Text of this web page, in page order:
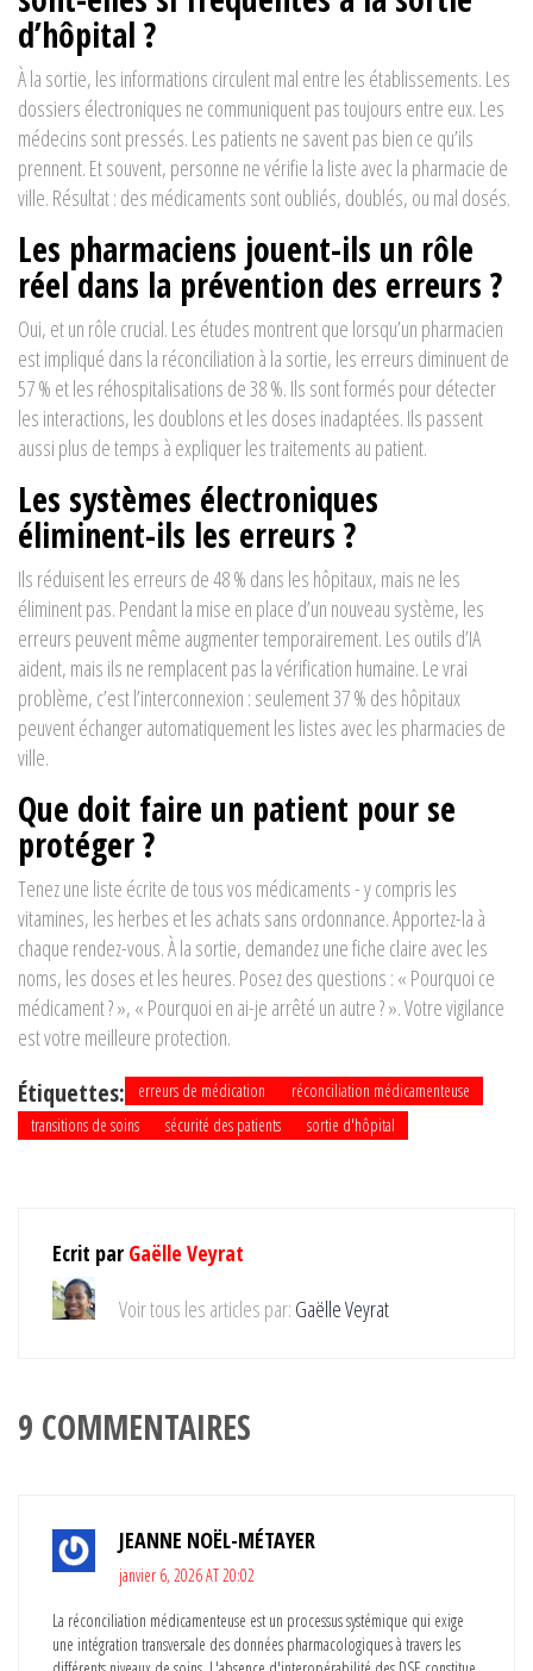
d’hôpital ?
À la sortie, les informations circulent mal entre les établissements. Les
dossiers électroniques ne communiquent pas toujours entre eux. Les
médecins sont pressés. Les patients ne savent pas bien ce qu’ils
prennent. Et souvent, personne ne vérifie la liste avec la pharmacie de
ville. Résultat : des médicaments sont oubliés, doublés, ou mal dosés.
Les pharmaciens jouent-ils un rôle
réel dans la prévention des erreurs ?
Oui, et un rôle crucial. Les études montrent que lorsqu’un pharmacien
est impliqué dans la réconciliation à la sortie, les erreurs diminuent de
57 % et les réhospitalisations de 38 %. Ils sont formés pour détecter
les interactions, les doublons et les doses inadaptées. Ils passent
aussi plus de temps à expliquer les traitements au patient.
Les systèmes électroniques
éliminent-ils les erreurs ?
Ils réduisent les erreurs de 48 % dans les hôpitaux, mais ne les
éliminent pas. Pendant la mise en place d’un nouveau système, les
erreurs peuvent même augmenter temporairement. Les outils d’IA
aident, mais ils ne remplacent pas la vérification humaine. Le vrai
problème, c’est l’interconnexion : seulement 37 % des hôpitaux
peuvent échanger automatiquement les listes avec les pharmacies de
ville.
Que doit faire un patient pour se
protéger ?
Tenez une liste écrite de tous vos médicaments - y compris les
vitamines, les herbes et les achats sans ordonnance. Apportez-la à
chaque rendez-vous. À la sortie, demandez une fiche claire avec les
noms, les doses et les heures. Posez des questions : « Pourquoi ce
médicament ? », « Pourquoi en ai-je arrêté un autre ? ». Votre vigilance
est votre meilleure protection.
Étiquettes: erreurs de médication
réconciliation médicamenteuse
transitions de soins
sécurité des patients sortie d'hôpital
Ecrit par Gaëlle Veyrat
Voir tous les articles par: Gaëlle Veyrat
9 COMMENTAIRES
JEANNE NOËL-MÉTAYER
janvier 6, 2026 AT 20:02
La réconciliation médicamenteuse est un processus systémique qui exige
une intégration transversale des données pharmacologiques à travers les